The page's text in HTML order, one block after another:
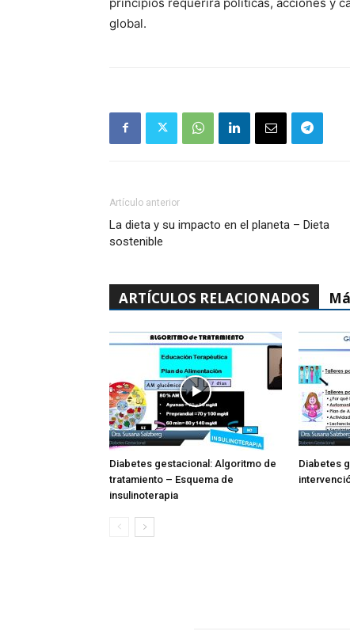
global.
Artículo anterior
La dieta y su impacto en el planeta – Dieta
sostenible
ARTÍCULOS RELACIONADOS
Diabetes gestacional: Algoritmo de
tratamiento – Esquema de
insulinoterapia
Diabetes